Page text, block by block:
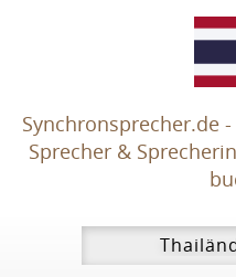
Synchronsprecher.de
Sprecher &